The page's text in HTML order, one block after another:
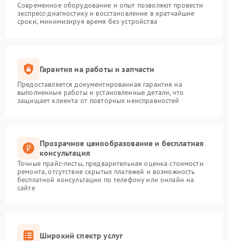
Современное оборудование и опыт позволяют провести
экспресс-диагностику и восстановление в кратчайшие
сроки, минимизируя время без устройства
Гарантия на работы и запчасти
Предоставляется документированная гарантия на
выполненные работы и установленные детали, что
защищает клиента от повторных неисправностей
Прозрачное ценообразование и бесплатная
консультация
Точные прайс-листы, предварительная оценка стоимости
ремонта, отсутствие скрытых платежей и возможность
бесплатной консультации по телефону или онлайн на
сайте
Широкий спектр услуг